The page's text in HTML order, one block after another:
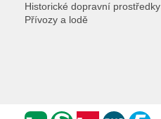
Historické dopravní prostředky
Přívozy a lodě